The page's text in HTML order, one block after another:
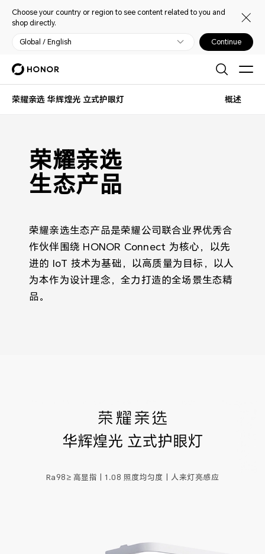
Choose your country or region to see content related to you and
shop directly.
Global / English Continue
荣耀亲选 华辉煌光 立式护眼灯 概述
荣耀亲选
生态产品
荣耀亲选生态产品是荣耀公司联合业界优秀合
作伙伴围绕 HONOR Connect 为核心，以先
进的 IoT 技术为基础，以高质量为目标，以人
为本作为设计理念，全力打造的全场景生态精
品。
Ra98≥ 高显指丨1.08 照度均匀度丨人来灯亮感应